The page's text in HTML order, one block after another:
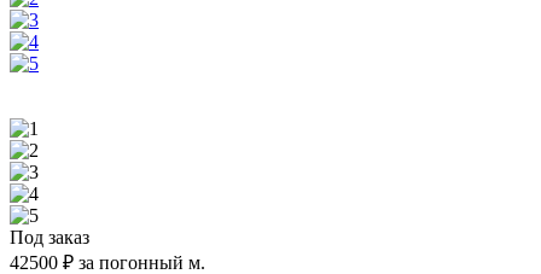
Под заказ
42500 ₽ за погонный м.